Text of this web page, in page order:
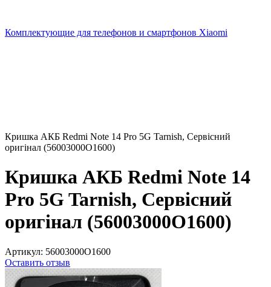
Комплектующие для телефонов и смартфонов Xiaomi
Кришка АКБ Redmi Note 14 Pro 5G Tarnish, Сервісний
оригінал (56003000O1600)
Кришка АКБ Redmi Note 14
Pro 5G Tarnish, Сервісний
оригінал (56003000O1600)
Артикул: 56003000O1600
Оставить отзыв